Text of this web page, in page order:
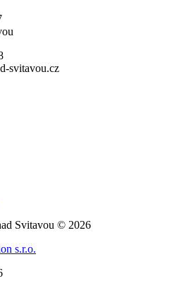
svitavou.cz
Svitavou © 2026
s.r.o.